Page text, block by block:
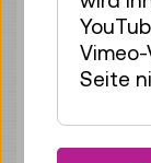
Sa 08.08.
Führung
Seite